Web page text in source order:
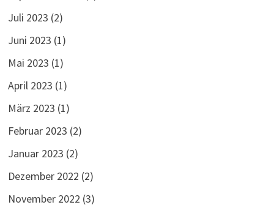
Juli 2023 (2)
Juni 2023 (1)
Mai 2023 (1)
April 2023 (1)
März 2023 (1)
Februar 2023 (2)
Januar 2023 (2)
Dezember 2022 (2)
November 2022 (3)